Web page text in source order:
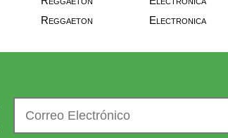
Reggaeton Electronica